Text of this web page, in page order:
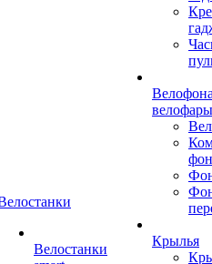
Велостанки
велофары
Крылья